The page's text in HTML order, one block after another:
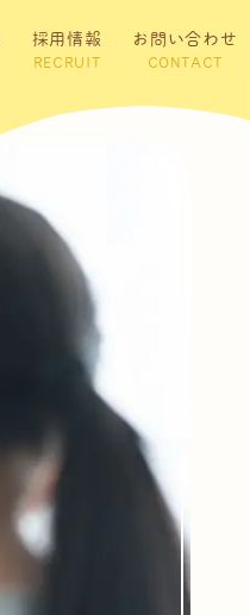
採用情報
RECRUIT
お問い合わせ
CONTACT